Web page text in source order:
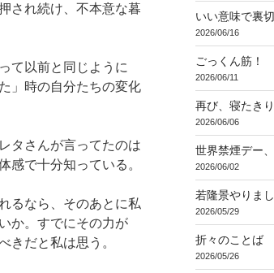
され続け、不本意な暮
て以前と同じように
」時の自分たちの変化
タさんが言ってたのは
感で十分知っている。
るなら、そのあとに私
か。すでにその力が
きだと私は思う。
いい意味で裏
2026/06/16
ごっくん筋！
2026/06/11
再び、寝たき
2026/06/06
世界禁煙デー
2026/06/02
若隆景やりまし
2026/05/29
折々のことば
2026/05/26